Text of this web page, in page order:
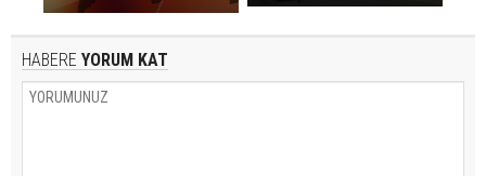
HABERE YORUM KAT